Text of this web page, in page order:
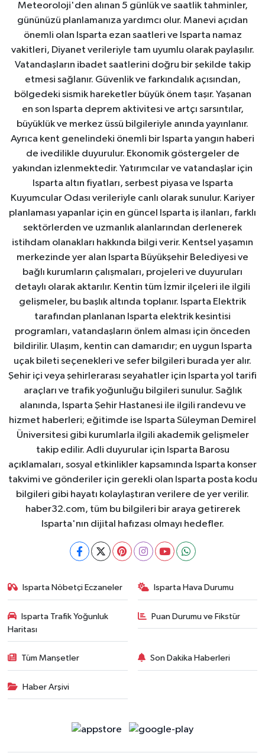
Meteoroloji'den alınan 5 günlük ve saatlik tahminler,
gününüzü planlamanıza yardımcı olur. Manevi açıdan
önemli olan Isparta ezan saatleri ve Isparta namaz
vakitleri, Diyanet verileriyle tam uyumlu olarak paylaşılır.
Vatandaşların ibadet saatlerini doğru bir şekilde takip
etmesi sağlanır. Güvenlik ve farkındalık açısından,
bölgedeki sismik hareketler büyük önem taşır. Yaşanan
en son Isparta deprem aktivitesi ve artçı sarsıntılar,
büyüklük ve merkez üssü bilgileriyle anında yayınlanır.
Ayrıca kent genelindeki önemli bir Isparta yangın haberi
de ivedilikle duyurulur. Ekonomik göstergeler de
yakından izlenmektedir. Yatırımcılar ve vatandaşlar için
Isparta altın fiyatları, serbest piyasa ve Isparta
Kuyumcular Odası verileriyle canlı olarak sunulur. Kariyer
planlaması yapanlar için en güncel Isparta iş ilanları, farklı
sektörlerden ve uzmanlık alanlarından derlenerek
istihdam olanakları hakkında bilgi verir. Kentsel yaşamın
merkezinde yer alan Isparta Büyükşehir Belediyesi ve
bağlı kurumların çalışmaları, projeleri ve duyuruları
detaylı olarak aktarılır. Kentin tüm İzmir ilçeleri ile ilgili
gelişmeler, bu başlık altında toplanır. Isparta Elektrik
tarafından planlanan Isparta elektrik kesintisi
programları, vatandaşların önlem alması için önceden
bildirilir. Ulaşım, kentin can damarıdır; en uygun Isparta
uçak bileti seçenekleri ve sefer bilgileri burada yer alır.
Şehir içi veya şehirlerarası seyahatler için Isparta yol tarifi
araçları ve trafik yoğunluğu bilgileri sunulur. Sağlık
alanında, Isparta Şehir Hastanesi ile ilgili randevu ve
hizmet haberleri; eğitimde ise Isparta Süleyman Demirel
Üniversitesi gibi kurumlarla ilgili akademik gelişmeler
takip edilir. Adli duyurular için Isparta Barosu
açıklamaları, sosyal etkinlikler kapsamında Isparta konser
takvimi ve gönderiler için gerekli olan Isparta posta kodu
bilgileri gibi hayatı kolaylaştıran verilere de yer verilir.
haber32.com, tüm bu bilgileri bir araya getirerek
Isparta'nın dijital hafızası olmayı hedefler.
Isparta Nöbetçi Eczaneler Isparta Hava Durumu
Isparta Trafik Yoğunluk
Haritası
Puan Durumu ve Fikstür
Tüm Manşetler Son Dakika Haberleri
Haber Arşivi